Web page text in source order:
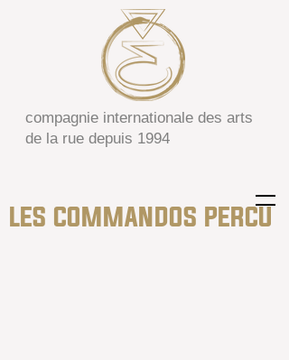
LES COMMANDOS PERCU
compagnie internationale des arts
de la rue depuis 1994